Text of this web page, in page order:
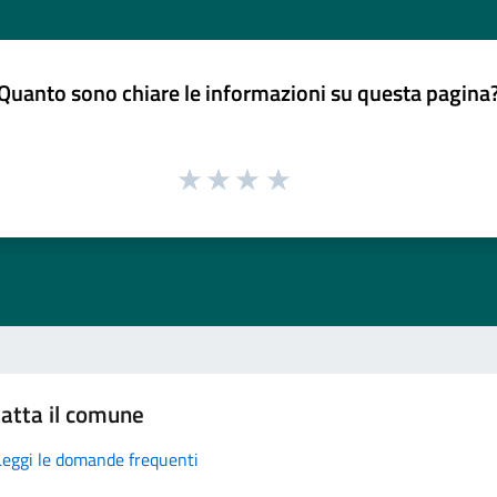
sono chiare le informazioni su questa
il comune
le domande frequenti